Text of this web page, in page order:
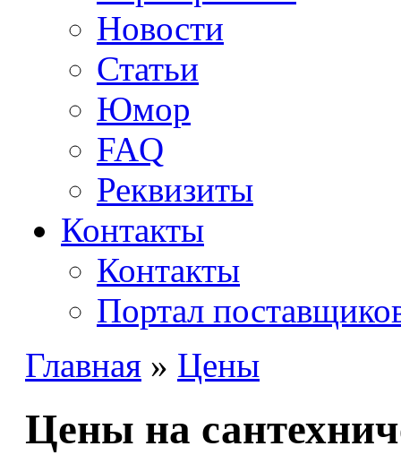
Новости
Статьи
Юмор
FAQ
Реквизиты
Контакты
Контакты
Портал
Главная » Цены
Цены на